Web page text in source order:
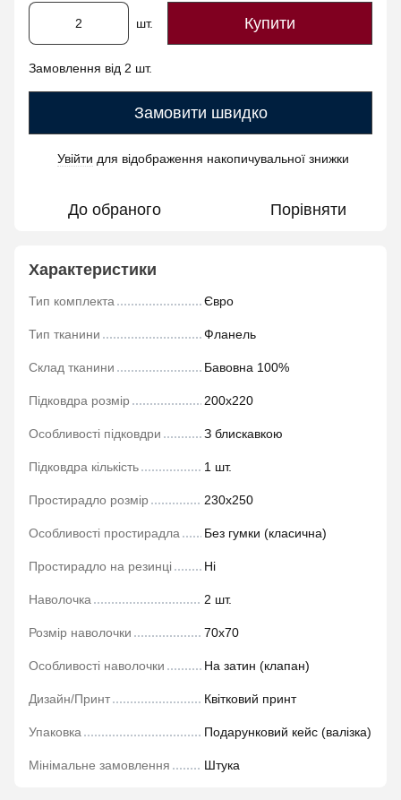
шт. Купити
Замовлення від 2 шт.
Замовити швидко
Увійти для відображення накопичувальної знижки
До обраного Порівняти
Характеристики
Тип комплекта Євро
Тип тканини Фланель
Склад тканини Бавовна 100%
Підковдра розмір 200х220
Особливості підковдри З блискавкою
Підковдра кількість 1 шт.
Простирадло розмір 230х250
Особливості простирадла Без гумки (класична)
Простирадло на резинці Ні
Наволочка 2 шт.
Розмір наволочки 70х70
Особливості наволочки На затин (клапан)
Дизайн/Принт Квітковий принт
Упаковка Подарунковий кейс (валізка)
Мінімальне замовлення Штука